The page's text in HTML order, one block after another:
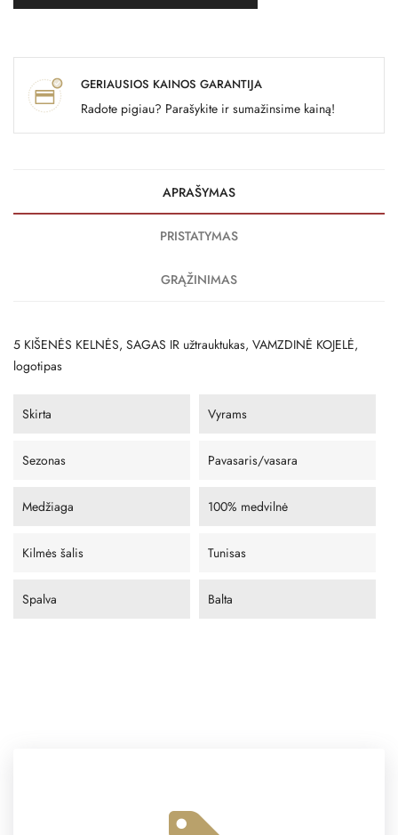
GERIAUSIOS KAINOS GARANTIJA
Radote pigiau? Parašykite ir sumažinsime kainą!
APRAŠYMAS
PRISTATYMAS
GRĄŽINIMAS
5 KIŠENĖS KELNĖS, SAGAS IR užtrauktukas, VAMZDINĖ KOJELĖ,
logotipas
Skirta Vyrams
Sezonas Pavasaris/vasara
Medžiaga 100% medvilnė
Kilmės šalis Tunisas
Spalva Balta